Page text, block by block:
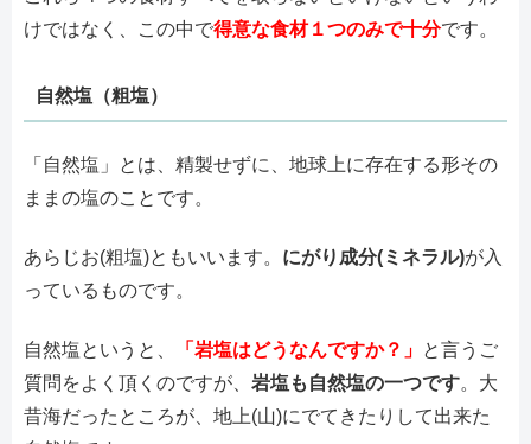
けではなく、この中で得意な食材１つのみで十分です。
自然塩（粗塩）
「自然塩」とは、精製せずに、地球上に存在する形その
ままの塩のことです。
あらじお(粗塩)ともいいます。 にがり成分(ミネラル)が入
っているものです。
自然塩というと、 「岩塩はどうなんですか？」 と言うご
質問をよく頂くのですが、 岩塩も自然塩の一つです。大
昔海だったところが、地上(山)にでてきたりして出来た